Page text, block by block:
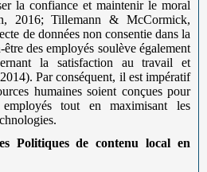
la confiance et maintenir le moral
2016; Tillemann & McCormick,
de données non consentie dans la
des employés soulève également
la satisfaction au travail et
Par conséquent, il est impératif
humaines soient conçues pour
tout en maximisant les
Politiques de contenu local en